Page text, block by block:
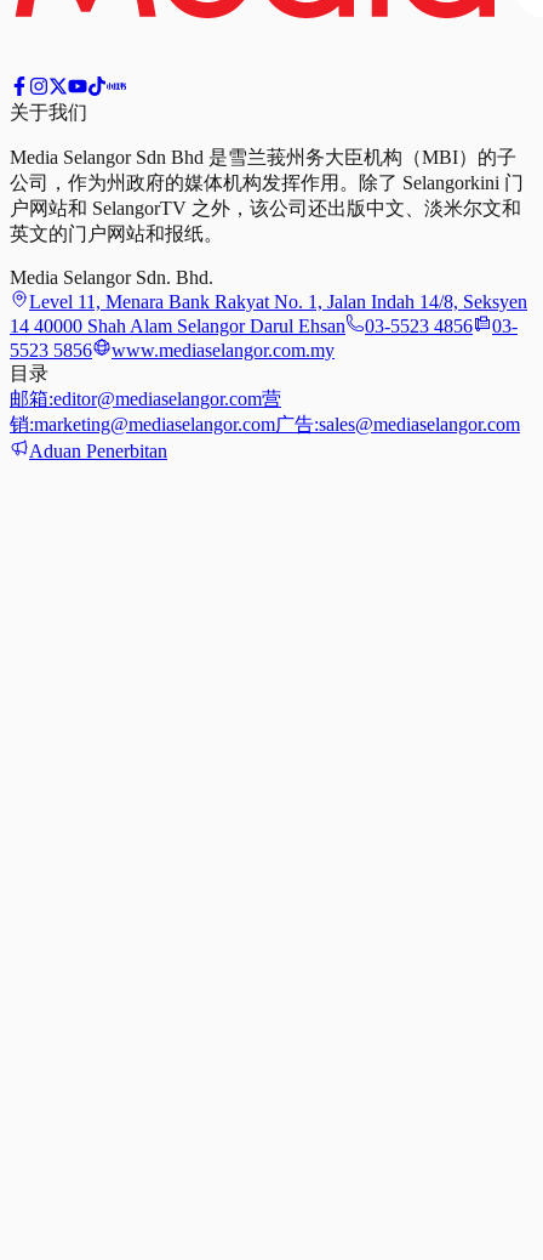
关于我们
Media Selangor Sdn Bhd 是雪兰莪州务大臣机构（MBI）的子
公司，作为州政府的媒体机构发挥作用。除了 Selangorkini 门
户网站和 SelangorTV 之外，该公司还出版中文、淡米尔文和
英文的门户网站和报纸。
Media Selangor Sdn. Bhd.
Level 11, Menara Bank Rakyat No. 1, Jalan Indah 14/8, Seksyen
14 40000 Shah Alam Selangor Darul Ehsan
03-5523 4856
03-
5523 5856
www.mediaselangor.com.my
目录
邮箱:editor@mediaselangor.com营
销:marketing@mediaselangor.com广告:sales@mediaselangor.com
Aduan Penerbitan